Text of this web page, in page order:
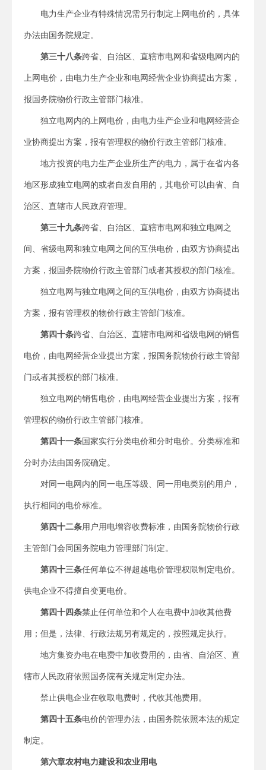
电力生产企业有特殊情况需另行制定上网电价的，具体
办法由国务院规定。
第三十八条跨省、自治区、直辖市电网和省级电网内的
上网电价，由电力生产企业和电网经营企业协商提出方案，
报国务院物价行政主管部门核准。
独立电网内的上网电价，由电力生产企业和电网经营企
业协商提出方案，报有管理权的物价行政主管部门核准。
地方投资的电力生产企业所生产的电力，属于在省内各
地区形成独立电网的或者自发自用的，其电价可以由省、自
治区、直辖市人民政府管理。
第三十九条跨省、自治区、直辖市电网和独立电网之
间、省级电网和独立电网之间的互供电价，由双方协商提出
方案，报国务院物价行政主管部门或者其授权的部门核准。
独立电网与独立电网之间的互供电价，由双方协商提出
方案，报有管理权的物价行政主管部门核准。
第四十条跨省、自治区、直辖市电网和省级电网的销售
电价，由电网经营企业提出方案，报国务院物价行政主管部
门或者其授权的部门核准。
独立电网的销售电价，由电网经营企业提出方案，报有
管理权的物价行政主管部门核准。
第四十一条 国家实行分类电价和分时电价。分类标准和
分时办法由国务院确定。
对同一电网内的同一电压等级、同一用电类别的用户，
执行相同的电价标准。
第四十二条用户用电增容收费标准，由国务院物价行政
主管部门会同国务院电力管理部门制定。
第四十三条任何单位不得超越电价管理权限制定电价。
供电企业不得擅自变更电价。
第四十四条禁止任何单位和个人在电费中加收其他费
用；但是，法律、行政法规另有规定的，按照规定执行。
地方集资办电在电费中加收费用的，由省、自治区、直
辖市人民政府依照国务院有关规定制定办法。
禁止供电企业在收取电费时，代收其他费用。
第四十五条电价的管理办法，由国务院依照本法的规定
制定。
第六章农村电力建设和农业用电